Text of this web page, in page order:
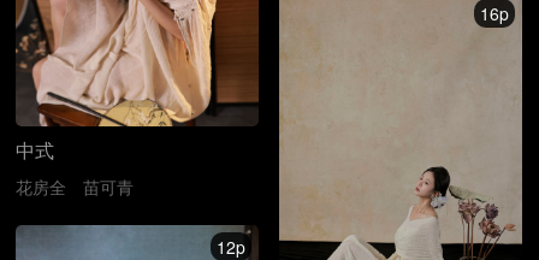
中式
花房全 苗可青
16p
12p